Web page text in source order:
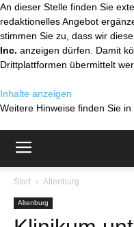
An dieser Stelle finden Sie
redaktionelles Angebot
stimmen Sie zu, dass wir
Inc. anzeigen dürfen. Damit
Drittplattformen übermittelt
Inhalte anzeigen
Weitere Hinweise finden Sie in
Start Altenburg
Altenburg